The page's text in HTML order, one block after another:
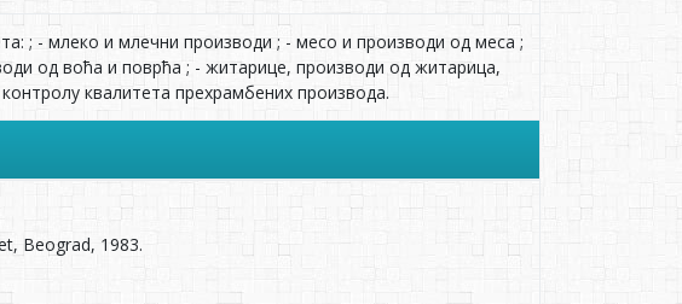
; - млеко и млечни производи ; - месо и производи од меса ;
од воћа и поврћа ; - житарице, производи од житарица,
квалитета прехрамбених производа.
Beograd, 1983.